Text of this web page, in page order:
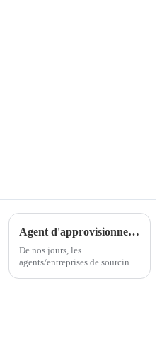
Agent d'approvisionnement 101 : qui sont-ils ? Comment ils travaillent? Comment facturent-ils ?
De nos jours, les
agents/entreprises de sourcing